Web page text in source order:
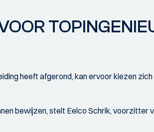
heeft afgerond, kan ervoor kiezen
bewijzen, stelt Eelco Schrik, voorzitter